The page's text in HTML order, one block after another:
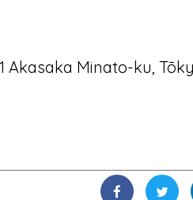
Akasaka Minato-ku,